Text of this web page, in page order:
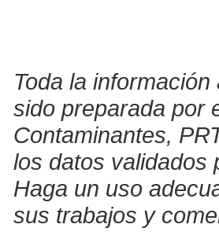
Toda la
sido preparada por
Contaminantes,
los datos validados
Haga un uso
sus trabajos y